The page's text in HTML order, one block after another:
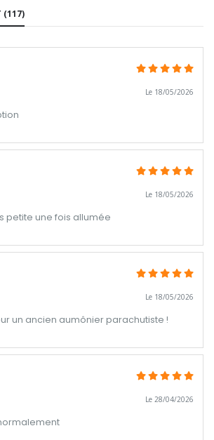
(117)
Le 18/05/2026
Le 18/05/2026
petite une fois allumée
Le 18/05/2026
un ancien aumônier parachutiste !
Le 28/04/2026